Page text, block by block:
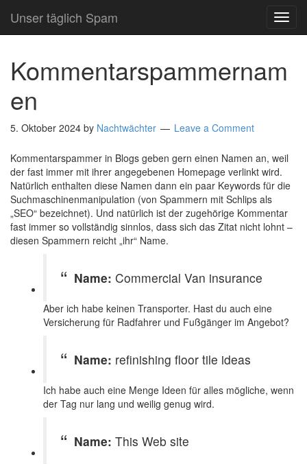
Unser täglich Spam
Kommentarspammernam
en
5. Oktober 2024 by Nachtwächter Leave a Comment
Kommentarspammer in Blogs geben gern einen Namen an, weil
der fast immer mit ihrer angegebenen Homepage verlinkt wird.
Natürlich enthalten diese Namen dann ein paar Keywords für die
Suchmaschinenmanipulation (von Spammern mit Schlips als
„SEO“ bezeichnet). Und natürlich ist der zugehörige Kommentar
fast immer so vollständig sinnlos, dass sich das Zitat nicht lohnt –
diesen Spammern reicht „ihr“ Name.
Name: Commercial Van insurance
Aber ich habe keinen Transporter. Hast du auch eine
Versicherung für Radfahrer und Fußgänger im Angebot?
Name: refinishing floor tile ideas
Ich habe auch eine Menge Ideen für alles mögliche, wenn
der Tag nur lang und weilig genug wird.
Name: This Web site